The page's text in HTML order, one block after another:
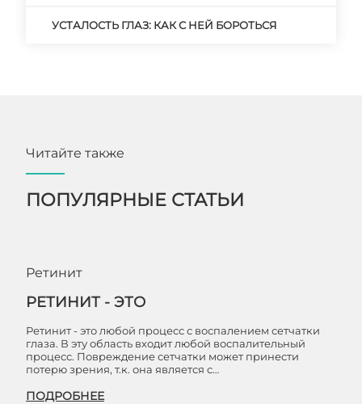
УСТАЛОСТЬ ГЛАЗ: КАК С НЕЙ БОРОТЬСЯ
Читайте также
ПОПУЛЯРНЫЕ СТАТЬИ
Ретинит
РЕТИНИТ - ЭТО
Ретинит - это любой процесс с воспалением сетчатки
глаза. В эту область входит любой воспалительный
процесс. Повреждение сетчатки может принести
потерю зрения, т.к. она является с…
ПОДРОБНЕЕ